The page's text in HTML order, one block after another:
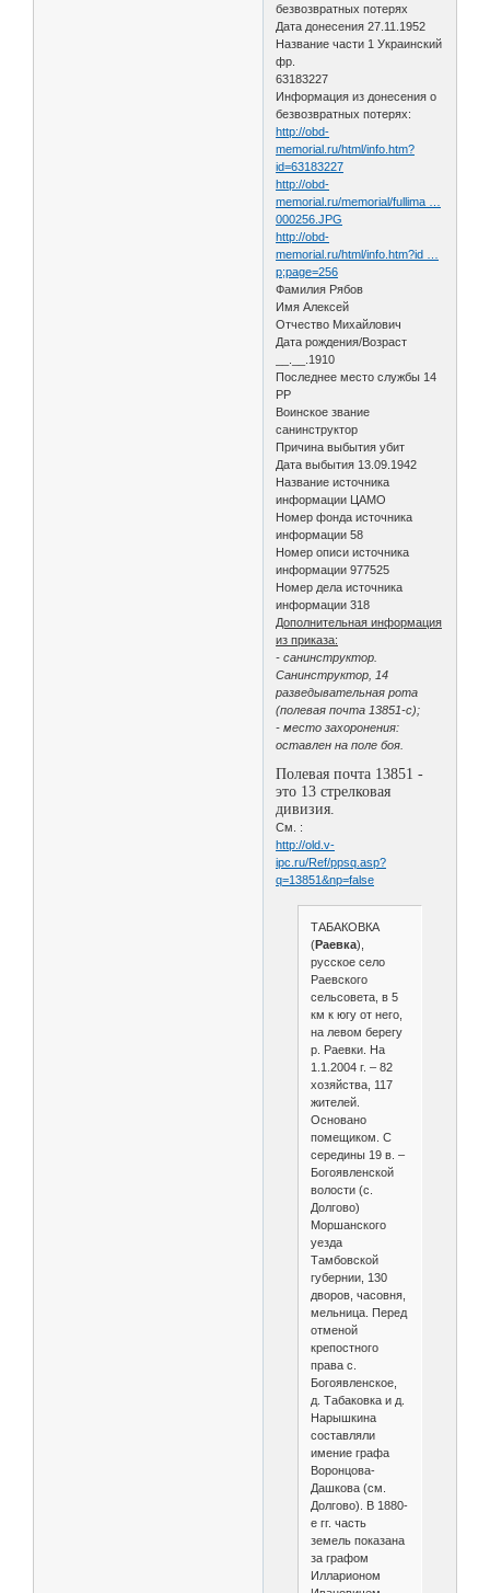
безвозвратных потерях
Дата донесения 27.11.1952
Название части 1 Украинский
фр.
63183227
Информация из донесения о
безвозвратных потерях:
http://obd-
memorial.ru/html/info.htm?
id=63183227
http://obd-
memorial.ru/memorial/fullima …
000256.JPG
http://obd-
memorial.ru/html/info.htm?id …
p;page=256
Фамилия Рябов
Имя Алексей
Отчество Михайлович
Дата рождения/Возраст
__.__.1910
Последнее место службы 14
РР
Воинское звание
санинструктор
Причина выбытия убит
Дата выбытия 13.09.1942
Название источника
информации ЦАМО
Номер фонда источника
информации 58
Номер описи источника
информации 977525
Номер дела источника
информации 318
Дополнительная информация
из приказа:
- санинструктор.
Санинструктор, 14
разведывательная рота
(полевая почта 13851-с);
- место захоронения:
оставлен на поле боя.
Полевая почта 13851 -
это 13 стрелковая
дивизия.
См. :
http://old.v-
ipc.ru/Ref/ppsq.asp?
q=13851&np=false
ТАБАКОВКА
(Раевка),
русское село
Раевского
сельсовета, в 5
км к югу от него,
на левом берегу
р. Раевки. На
1.1.2004 г. – 82
хозяйства, 117
жителей.
Основано
помещиком. С
середины 19 в. –
Богоявленской
волости (с.
Долгово)
Моршанского
уезда
Тамбовской
губернии, 130
дворов, часовня,
мельница. Перед
отменой
крепостного
права с.
Богоявленское,
д. Табаковка и д.
Нарышкина
составляли
имение графа
Воронцова-
Дашкова (см.
Долгово). В 1880-
е гг. часть
земель показана
за графом
Илларионом